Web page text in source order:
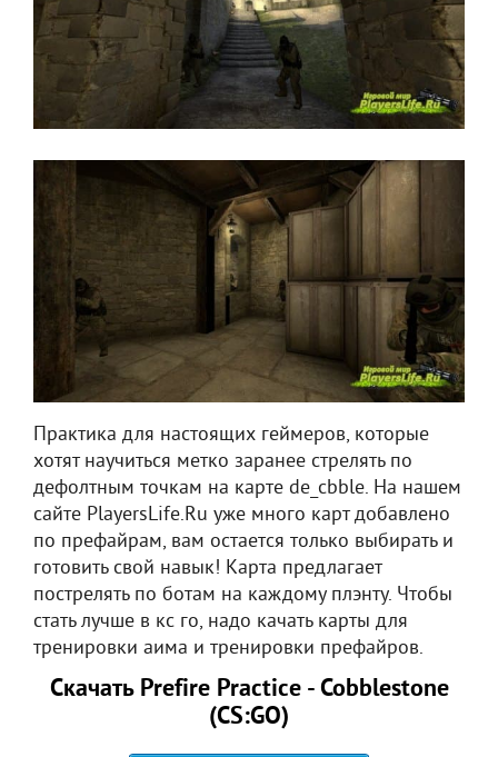
Практика для настоящих геймеров, которые
хотят научиться метко заранее стрелять по
дефолтным точкам на карте de_cbble. На нашем
сайте PlayersLife.Ru уже много карт добавлено
по префайрам, вам остается только выбирать и
готовить свой навык! Карта предлагает
пострелять по ботам на каждому плэнту. Чтобы
стать лучше в кс го, надо качать карты для
тренировки аима и тренировки префайров.
Скачать Prefire Practice - Cobblestone
(CS:GO)